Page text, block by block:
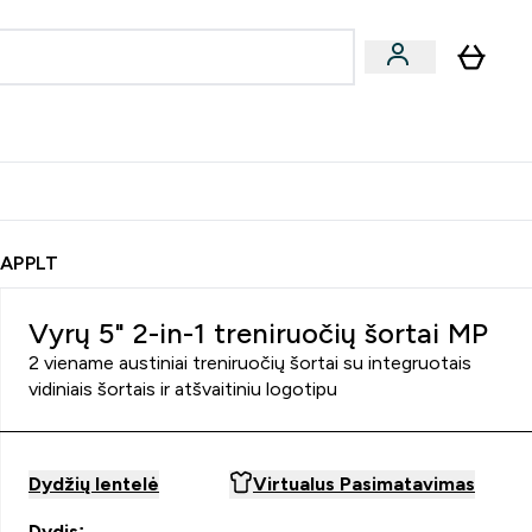
Vyrų 5" 2-in-1 treniruočių šortai MP
2 viename austiniai treniruočių šortai su integruotais
vidiniais šortais ir atšvaitiniu logotipu
Dydžių lentelė Virtualus Pasimatavimas